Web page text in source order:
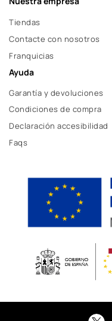
Tiendas
Contacte con nosotros
Franquicias
Ayuda
Garantía y devoluciones
Condiciones de compra
Declaración accesibilidad
Faqs